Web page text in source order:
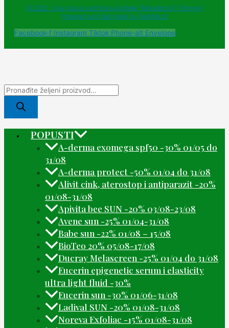
© 2025 - Sva prava zadržava Apoteke "Belladonna" Trebinje |
Powered and designed by Webherzz
Facebook-f Instagram Tiktok Phone-alt Envelope
POPUSTI
A-derma exomega spf50 -30% 01/05 do
31/08
A-derma protect -50% 01/04 do 31/08
Alivit cink, aterostop i antiparazit -20%
01/08-31/08
Apivita bee SUN -20% 03/08-23/08
Avene sun -25% 01/04-31/08
Babe sun -22% 01/08 – 15/08
BioTeo 20% 05/08-17/08
Ducray Melascreen -25% 01/04 do 31/08
Eucerin epigenetic serum i elasticity
ultra light fluid -30%
Eucerin sun -30% 01/06-31/08
Ladival SUN -20% 01/08-31/08
Noreva Exfoliac -15% 01/08-31/08